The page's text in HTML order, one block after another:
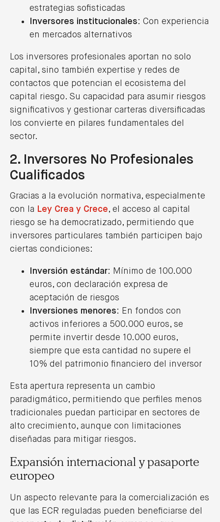
estrategias sofisticadas
Inversores institucionales: Con experiencia
en mercados alternativos
Los inversores profesionales aportan no solo
capital, sino también expertise y redes de
contactos que potencian el ecosistema del
capital riesgo. Su capacidad para asumir riesgos
significativos y gestionar carteras diversificadas
los convierte en pilares fundamentales del
sector.
2. Inversores No Profesionales
Cualificados
Gracias a la evolución normativa, especialmente
con la Ley Crea y Crece, el acceso al capital
riesgo se ha democratizado, permitiendo que
inversores particulares también participen bajo
ciertas condiciones:
Inversión estándar: Mínimo de 100.000
euros, con declaración expresa de
aceptación de riesgos
Inversiones menores: En fondos con
activos inferiores a 500.000 euros, se
permite invertir desde 10.000 euros,
siempre que esta cantidad no supere el
10% del patrimonio financiero del inversor
Esta apertura representa un cambio
paradigmático, permitiendo que perfiles menos
tradicionales puedan participar en sectores de
alto crecimiento, aunque con limitaciones
diseñadas para mitigar riesgos.
Expansión internacional y pasaporte
europeo
Un aspecto relevante para la comercialización es
que las ECR reguladas pueden beneficiarse del